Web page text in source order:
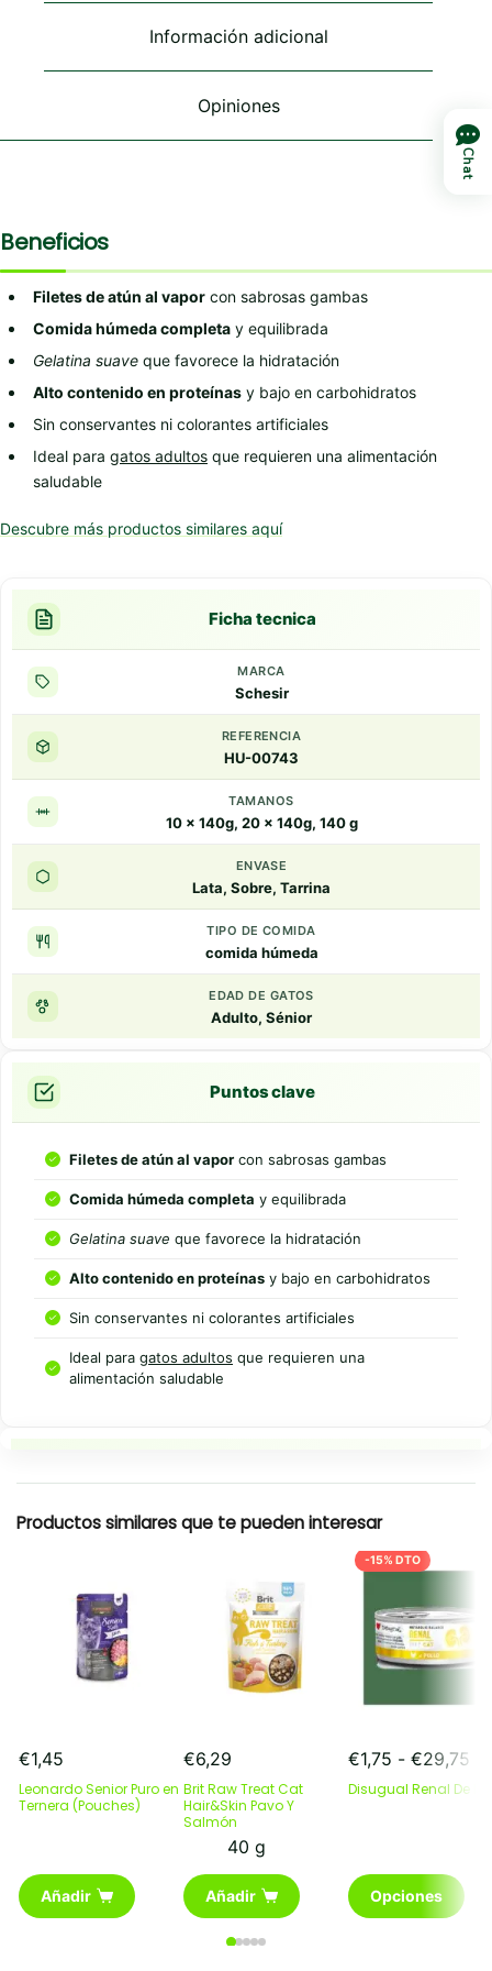
página
la
página
producto
página
Información adicional
Opiniones
Beneficios
Filetes de atún al vapor con sabrosas gambas
Comida húmeda completa y equilibrada
Gelatina suave que favorece la hidratación
Alto contenido en proteínas y bajo en carbohidratos
Sin conservantes ni colorantes artificiales
Ideal para gatos adultos que requieren una alimentación
saludable
Descubre más productos similares aquí
Ficha tecnica
MARCA
Schesir
REFERENCIA
HU-00743
TAMANOS
10 x 140g, 20 x 140g, 140 g
ENVASE
Lata, Sobre, Tarrina
TIPO DE COMIDA
comida húmeda
EDAD DE GATOS
Adulto, Sénior
Puntos clave
Filetes de atún al vapor con sabrosas gambas
Comida húmeda completa y equilibrada
Gelatina suave que favorece la hidratación
Alto contenido en proteínas y bajo en carbohidratos
Sin conservantes ni colorantes artificiales
Ideal para gatos adultos que requieren una
alimentación saludable
Productos similares que te pueden interesar
€1,45
Leonardo Senior Puro en
Ternera (Pouches)
Añadir
€6,29
Brit Raw Treat Cat
Hair&Skin Pavo Y
Salmón
40 g
Añadir
-15% DTO
€1,75 - €29,75
Disugual Renal De
Opciones
Este
producto
Chat